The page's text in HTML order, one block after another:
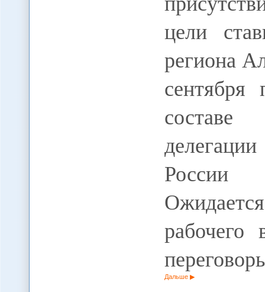
цели
региона
составе
России
рабочего
Дальше